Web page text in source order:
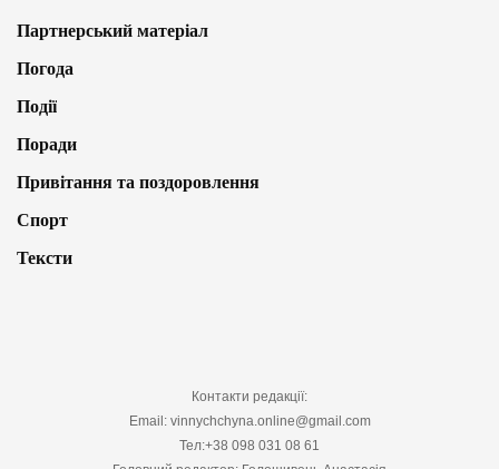
Партнерський матеріал
Погода
Події
Поради
Привітання та поздоровлення
Спорт
Тексти
Контакти редакції:
Email: vinnychchyna.online@gmail.com
Тел:+38 098 031 08 61